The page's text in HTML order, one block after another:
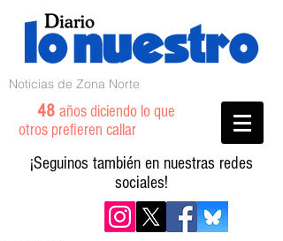
Noticias de Zona Norte
48 años diciendo lo que
otros prefieren callar
¡Seguinos también en nuestras redes
sociales!